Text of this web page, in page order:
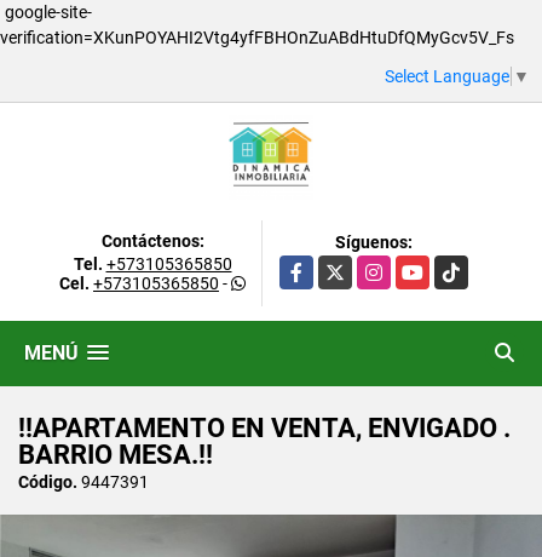
google-site-
verification=XKunPOYAHI2Vtg4yfFBHOnZuABdHtuDfQMyGcv5V_Fs
Select Language ▼
Contáctenos:
Tel. +573105365850
Cel. +573105365850 -
Síguenos:
Facebook
X InstagramYouTubeTikTok
MENÚ
!!APARTAMENTO EN VENTA, ENVIGADO .
BARRIO MESA.!!
Código. 9447391